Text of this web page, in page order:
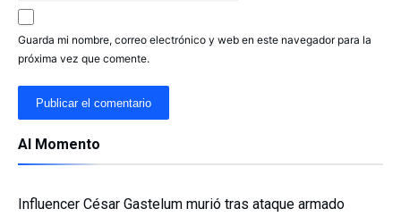
Guarda mi nombre, correo electrónico y web en este navegador para la
próxima vez que comente.
Al Momento
Influencer César Gastelum murió tras ataque armado